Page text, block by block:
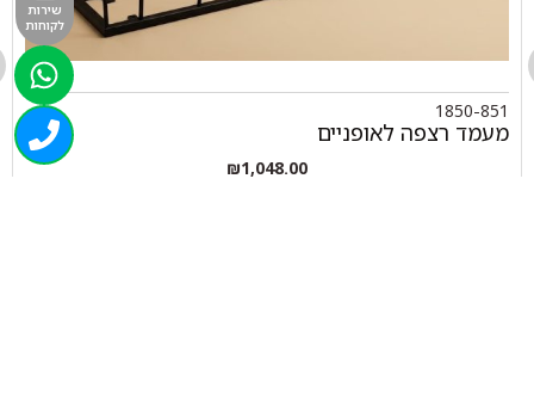
1850-851
מעמד רצפה לאופניים
₪1,048.00
שירות
לקוחות